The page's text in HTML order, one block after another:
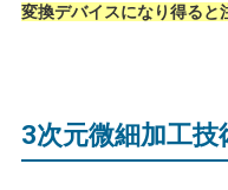
変換デバイスになり得ると
3次元微細加工技